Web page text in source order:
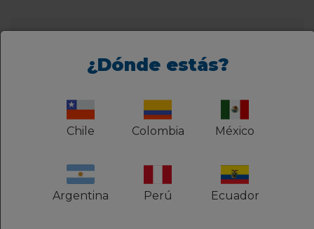
¿Ya eres cliente? Comunicate directamente con
nuestros analistas. Accede a nuestro chat en
línea y recibe las orientaciones técnicas o el
Inicio Chat
¿Dónde estás?
Chile Colombia México
Argentina Perú Ecuador